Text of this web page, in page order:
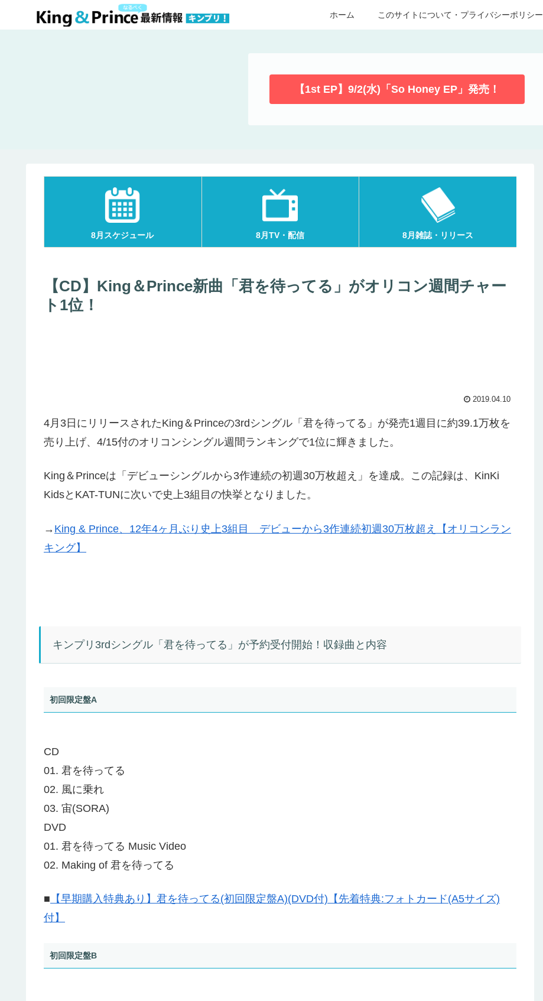
ホーム このサイトについて・プライバシーポリシー
【1st EP】9/2(水)「So Honey EP」発売！
8月スケジュール 8月TV・配信 8月雑誌・リリース
【CD】King＆Prince新曲「君を待ってる」がオリコン週間チャー
ト1位！
2019.04.10
4月3日にリリースされたKing＆Princeの3rdシングル「君を待ってる」が発売1週目に約39.1万枚を
売り上げ、4/15付のオリコンシングル週間ランキングで1位に輝きました。
King＆Princeは「デビューシングルから3作連続の初週30万枚超え」を達成。この記録は、KinKi
KidsとKAT-TUNに次いで史上3組目の快挙となりました。
→ King & Prince、12年4ヶ月ぶり史上3組目 デビューから3作連続初週30万枚超え【オリコンラン
キング】
キンプリ3rdシングル「君を待ってる」が予約受付開始！収録曲と内容
初回限定盤A
CD
01. 君を待ってる
02. 風に乗れ
03. 宙(SORA)
DVD
01. 君を待ってる Music Video
02. Making of 君を待ってる
■ 【早期購入特典あり】君を待ってる(初回限定盤A)(DVD付)【先着特典:フォトカード(A5サイズ)
付】
初回限定盤B